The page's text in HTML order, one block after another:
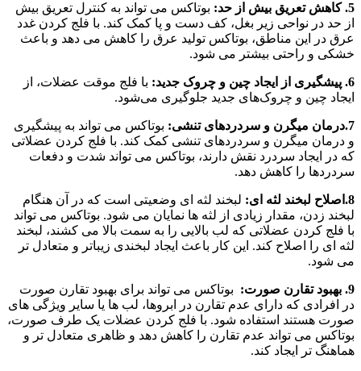
5. کاهش تعریق بیش از حد:
بوتاکس می تواند به کنترل تعریق بیش
از حد در نواحی زیر بغل، کف دست و پا کمک کند. با فلج کردن غدد
عرق در این مناطق، بوتاکس تولید عرق را کاهش می دهد و باعث
خشکی و راحتی بیشتر می شود.
6. پیشگیری از ایجاد چین و چروک جدید:
با فلج موقت عضلات، از
ایجاد چین و چروک‌های جدید جلوگیری می‌شود.
7.درمان میگرن و سردردهای تنشی:
بوتاکس می تواند به پیشگیری
و درمان میگرن و سردردهای تنشی کمک کند. با فلج کردن عضلاتی
که در ایجاد سردرد نقش دارند، بوتاکس می تواند شدت و دفعات
سردردها را کاهش دهد.
8.اصلاح لبخند لثه ای:
لبخند لثه ای وضعیتی است که در آن هنگام
لبخند زدن، مقدار زیادی از لثه ها نمایان می شود. بوتاکس می تواند
با فلج کردن عضلاتی که لب بالایی را به سمت بالا می کشند، لبخند
لثه ای را اصلاح کند. این کار باعث ایجاد لبخندی زیباتر و متعادل تر
می شود.
9. بهبود تقارن صورت:
بوتاکس می تواند برای بهبود تقارن صورت
در افرادی که دارای عدم تقارن در ابروها، لب ها یا سایر ویژگی های
صورت هستند استفاده شود. با فلج کردن عضلات یک طرف صورت،
بوتاکس می تواند عدم تقارن را کاهش دهد و ظاهری متعادل تر و
هماهنگ تر ایجاد کند.